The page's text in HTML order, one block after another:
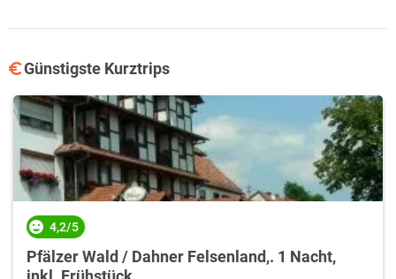
Günstigste Kurztrips
4,2/5
Pfälzer Wald / Dahner Felsenland,. 1 Nacht,